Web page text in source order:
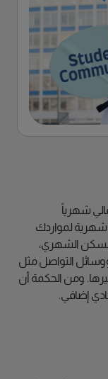
شهرياً
لمواردك
السكن الشهري،
ووسائل التواصل مثل
ومن الحكمة أن
إضافي.